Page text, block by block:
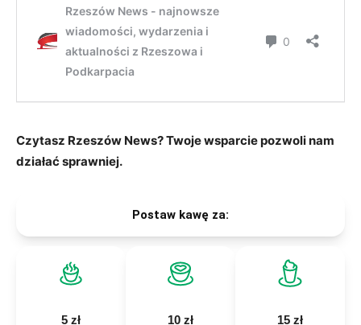
Czytasz Rzeszów News? Twoje wsparcie pozwoli nam
działać sprawniej.
Postaw kawę za:
5 zł 10 zł 15 zł